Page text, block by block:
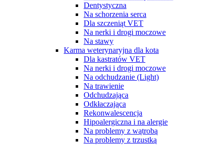
Dentystyczna
Na schorzenia serca
Dla szczeniąt VET
Na nerki i drogi moczowe
Na stawy
Karma weterynaryjna dla kota
Dla kastratów VET
Na nerki i drogi moczowe
Na odchudzanie (Light)
Na trawienie
Odchudzająca
Odkłaczająca
Rekonwalescencja
Hipoalergiczna i na alergie
Na problemy z wątrobą
Na problemy z trzustką